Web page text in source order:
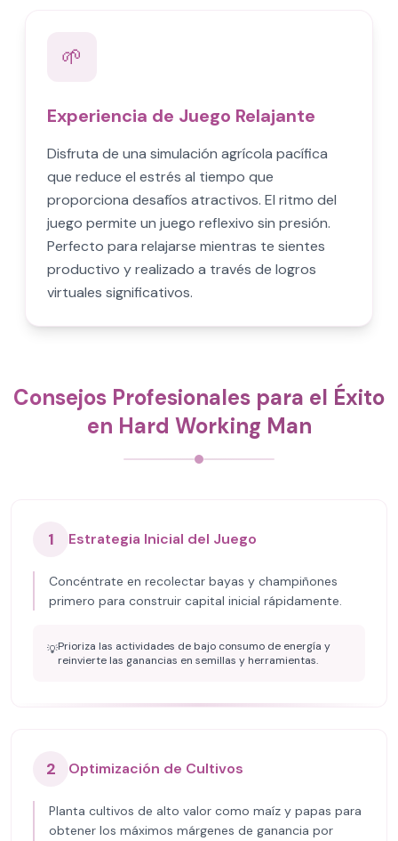
🌱
Experiencia de Juego Relajante
Disfruta de una simulación agrícola pacífica
que reduce el estrés al tiempo que
proporciona desafíos atractivos. El ritmo del
juego permite un juego reflexivo sin presión.
Perfecto para relajarse mientras te sientes
productivo y realizado a través de logros
virtuales significativos.
Consejos Profesionales para el Éxito
en Hard Working Man
1 Estrategia Inicial del Juego
Concéntrate en recolectar bayas y champiñones
primero para construir capital inicial rápidamente.
💡Prioriza las actividades de bajo consumo de energía y
reinvierte las ganancias en semillas y herramientas.
2 Optimización de Cultivos
Planta cultivos de alto valor como maíz y papas para
obtener los máximos márgenes de ganancia por